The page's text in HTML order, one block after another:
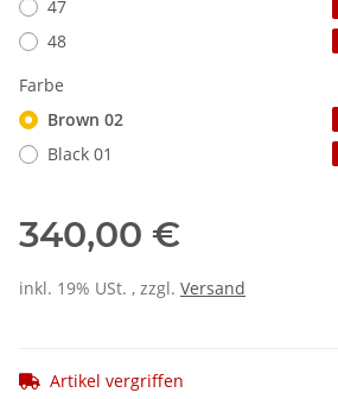
47
48
Farbe
Brown 02
Black 01
340,00 €
inkl. 19% USt. , zzgl. Versand
Artikel vergriffen